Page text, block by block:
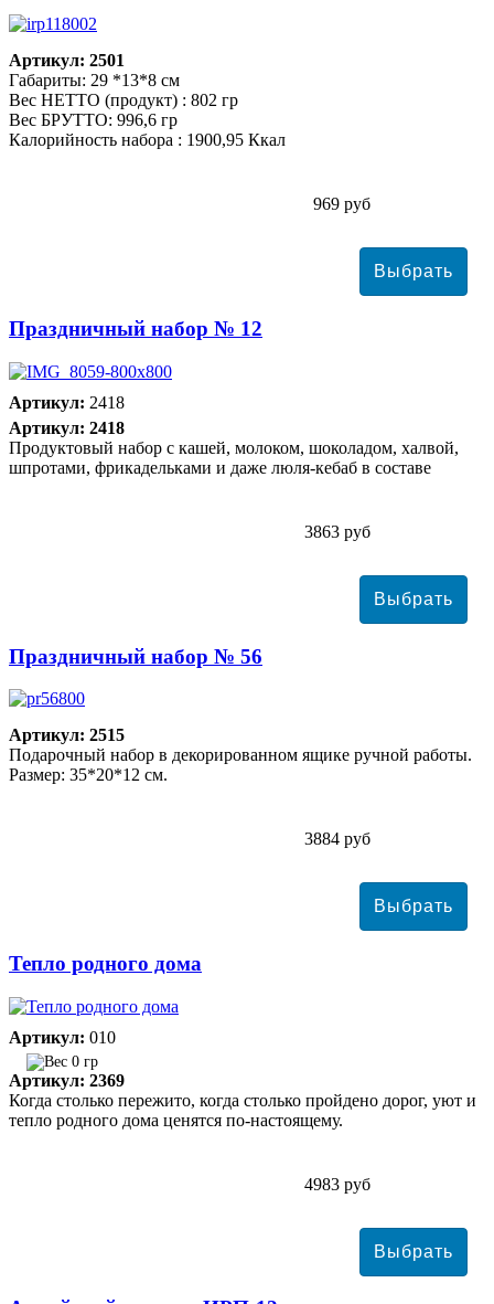
Артикул: 2501
Габариты: 29 *13*8 см
Вес НЕТТО (продукт) : 802 гр
Вес БРУТТО: 996,6 гр
Калорийность набора : 1900,95 Ккал
969 руб
Праздничный набор № 12
Артикул: 2418
Артикул: 2418
Продуктовый набор с кашей, молоком, шоколадом, халвой,
шпротами, фрикадельками и даже люля-кебаб в составе
3863 руб
Праздничный набор № 56
Артикул: 2515
Подарочный набор в декорированном ящике ручной работы.
Размер: 35*20*12 см.
3884 руб
Тепло родного дома
Артикул: 010
0 гр
Артикул: 2369
Когда столько пережито, когда столько пройдено дорог, уют и
тепло родного дома ценятся по-настоящему.
4983 руб